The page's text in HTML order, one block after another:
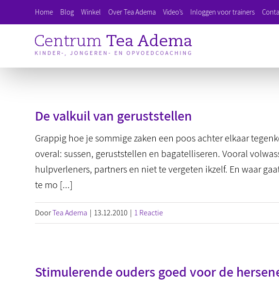
naar
Home Blog Winkel Over Tea Adema Video’s Inloggen voor trainers
De valkuil van geruststellen
Grappig hoe je sommige zaken een poos achter elkaar
overal: sussen, geruststellen en bagatelliseren. Vooral
hulpverleners, partners en niet te vergeten ikzelf. En waar
te mo [...]
DoorTea Adema | 13.12.2010 | 1 Reactie
Stimulerende ouders goed voor de